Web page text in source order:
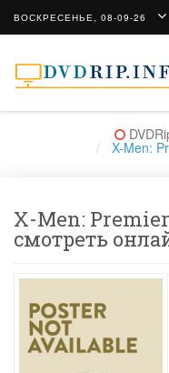
ВОСКРЕСЕНЬЕ, 08-09-26
X-Men:
X-Men:
смотреть